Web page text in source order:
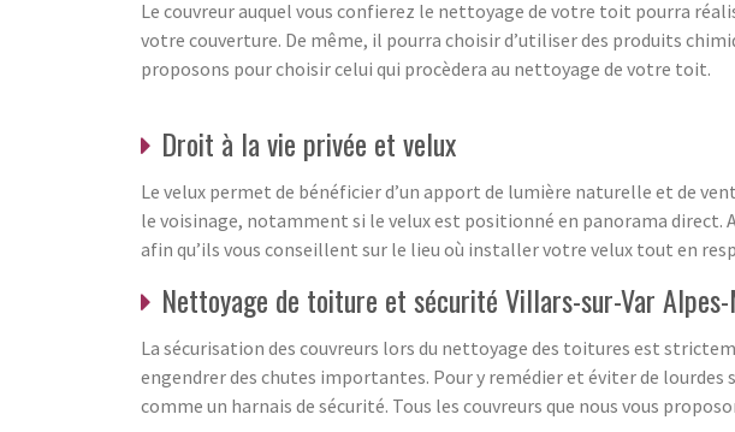
Le couvreur auquel vous confierez le nettoyage de votre toit pourra
votre couverture. De même, il pourra choisir d’utiliser des produits
proposons pour choisir celui qui procèdera au nettoyage de votre toit.
Droit à la vie privée et velux
Le velux permet de bénéficier d’un apport de lumière naturelle et de
le voisinage, notamment si le velux est positionné en panorama direct.
afin qu’ils vous conseillent sur le lieu où installer votre velux tout en
Nettoyage de toiture et sécurité Villars-sur-Var
La sécurisation des couvreurs lors du nettoyage des toitures est
engendrer des chutes importantes. Pour y remédier et éviter de
comme un harnais de sécurité. Tous les couvreurs que nous vous